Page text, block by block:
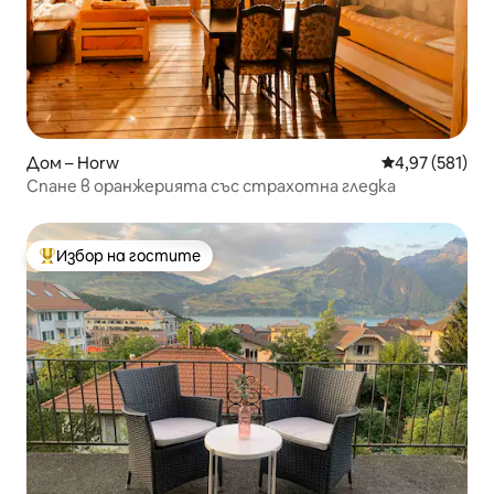
Дом – Horw Средна
4,97 (581)
Спане в оранжерията със страхотна гледка
Най-популярен избор на гостите
Избор на гостите